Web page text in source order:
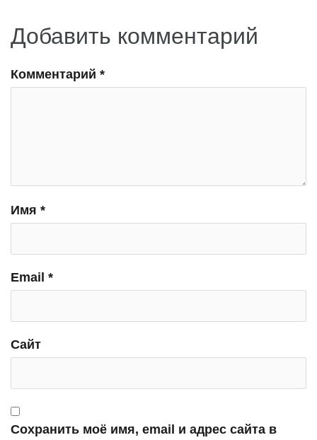
Добавить комментарий
Комментарий *
Имя *
Email *
Сайт
Сохранить моё имя, email и адрес сайта в